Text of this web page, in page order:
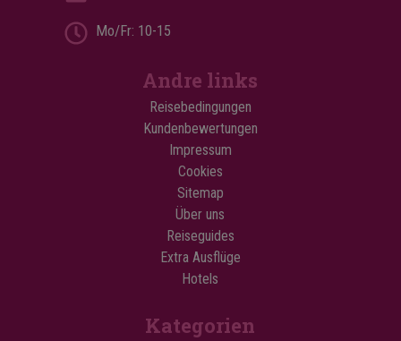
Mo/Fr: 10-15
Andre links
Reisebedingungen
Kundenbewertungen
Impressum
Cookies
Sitemap
Über uns
Reiseguides
Extra Ausflüge
Hotels
Kategorien